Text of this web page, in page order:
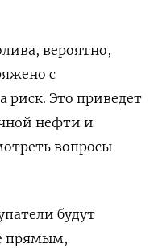
вероятно,
с
риск. Это приведет
нефти и
вопросы
будут
прямым,